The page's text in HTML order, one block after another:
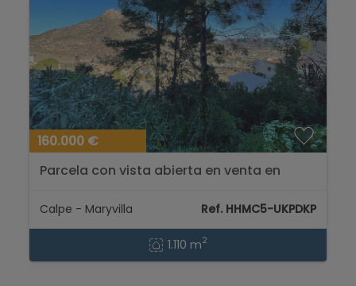
160.000 €
Parcela con vista abierta en venta en
Calpe - Maryvilla Ref. HHMC5-UKPDKP
1.110 m2